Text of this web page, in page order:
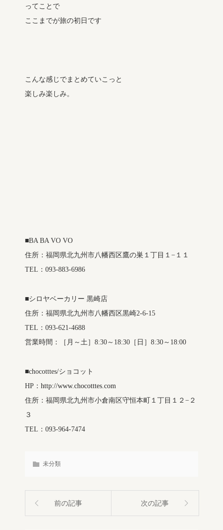
ってことで
ここまでが旅の初日です
こんな感じでまとめていこっと
楽しみ楽しみ。
■BA BA VO VO
住所：福岡県北九州市八幡西区鷹の巣１丁目１−１１
TEL：093-883-6986
■シロヤベーカリー 黒崎店
住所：福岡県北九州市八幡西区黒崎2-6-15
TEL：093-621-4688
営業時間：［月～土］8:30～18:30［日］8:30～18:00
■chocotttes/ショコット
HP： http://www.chocotttes.com
住所：福岡県北九州市小倉南区守恒本町１丁目１２−２
３
TEL：093-964-7474
未分類
前の記事 次の記事